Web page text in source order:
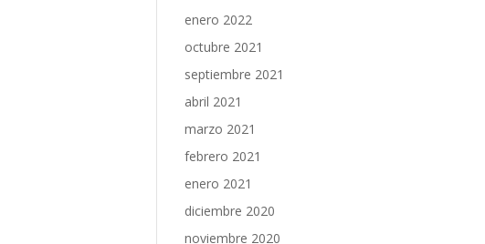
enero 2022
octubre 2021
septiembre 2021
abril 2021
marzo 2021
febrero 2021
enero 2021
diciembre 2020
noviembre 2020